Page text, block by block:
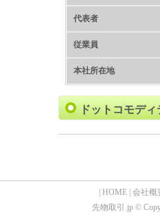
代表者
従業員
本社所在地
ドットコモディ
HOME 会社概
先物取引.jp ©